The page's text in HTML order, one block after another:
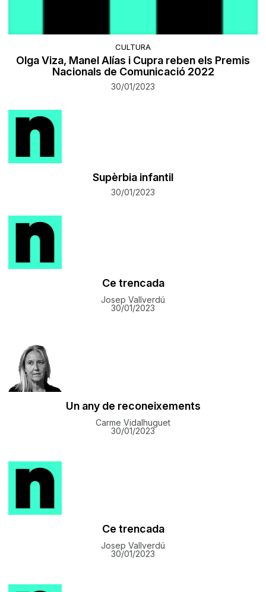
CULTURA
Olga Viza, Manel Alías i Cupra reben els Premis
Nacionals de Comunicació 2022
30/01/2023
Supèrbia infantil
30/01/2023
Ce trencada
Josep Vallverdú
30/01/2023
Un any de reconeixements
Carme Vidalhuguet
30/01/2023
Ce trencada
Josep Vallverdú
30/01/2023